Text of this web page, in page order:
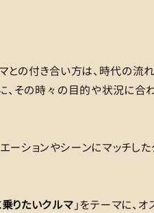
との付き合い方は、時代の流
に、その時々の目的や状況に合
ーションやシーンにマッチし
りたいクルマ 」をテーマに、